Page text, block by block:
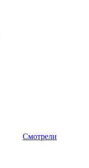
Смотрели